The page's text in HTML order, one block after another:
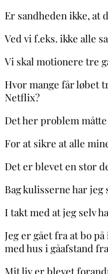
Er sandheden ikke, at
Ved vi f.eks. ikke alle
Vi skal motionere tre
Hvor mange får løbet
Netflix?
Det her problem måtte
For at sikre at alle
Det er blevet en stor
Bag kulisserne har
I takt med at jeg selv
Jeg er gået fra at bo
med hus i gåafstand
Mit liv er blevet